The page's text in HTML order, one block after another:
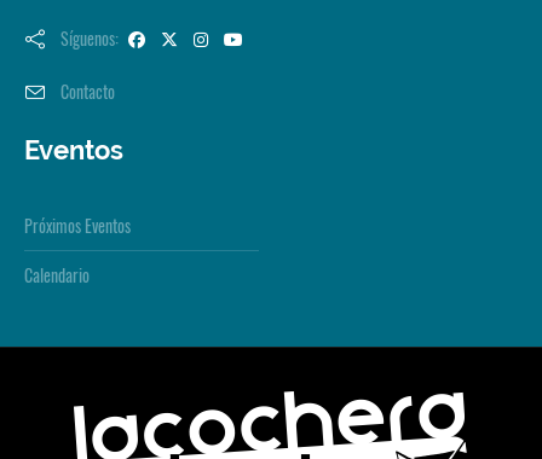
Síguenos:
Contacto
Eventos
Próximos Eventos
Calendario